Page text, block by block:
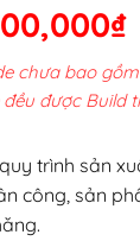
gốc
₫
chưa bao
được Build
trình sản
công, sản